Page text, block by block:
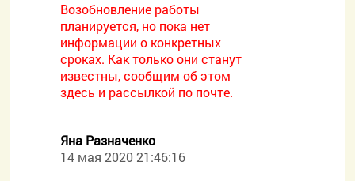
Возобновление работы
планируется, но пока нет
информации о конкретных
сроках. Как только они станут
известны, сообщим об этом
здесь и рассылкой по почте.
Яна Разначенко
14 мая 2020 21:46:16